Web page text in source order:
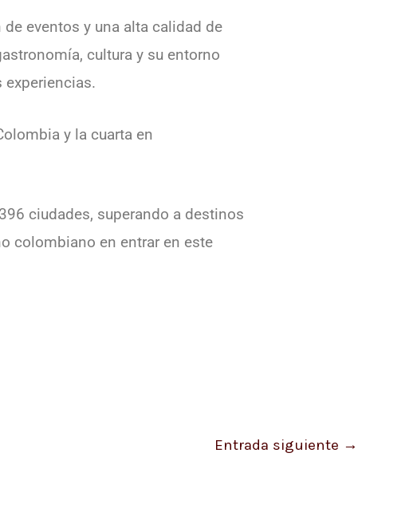
eventos y una alta calidad de
cultura y su entorno
experiencias.
y la cuarta en
ciudades, superando a destinos
colombiano en entrar en este
Entrada siguiente →